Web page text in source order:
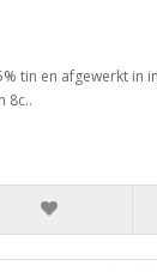
tin en afgewerkt in
8c..